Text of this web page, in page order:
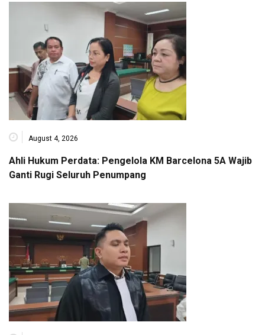
August 4, 2026
Ahli Hukum Perdata: Pengelola KM Barcelona 5A Wajib
Ganti Rugi Seluruh Penumpang